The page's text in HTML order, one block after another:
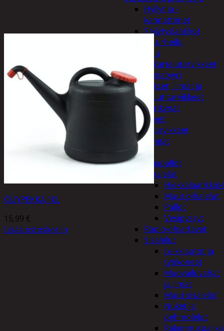
Hyllyt ja -
kannattimet
Säilytyslaatikot
Vapaa-aika ja urheilu
Askartelu
Askartelutarvikkeet
Miniatyyri
Sakset, liimat ja
muut tarvikkeet
Värikynät
Harrasteet
Käsityötarvikkeet
Langat
Lelut
Ilmapallot
Pihalelut
Muut pihalelut
Pallot
Vesipyssyt
Radio-ohjattavat
Sisälelut
Leikkiautot ja
työkoneet
Muovailuvahat
ja limat
Muut sisälelut
Nuket ja
pehmolelut
ÖLJYPEKKA 10L
15,99 €
Lisää ostoskoriin